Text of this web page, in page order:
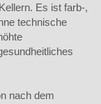
Es ist farb-,
technische
nach dem